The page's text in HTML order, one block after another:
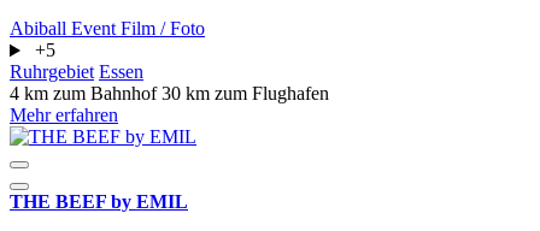
Abiball Event Film / Foto
+5
Ruhrgebiet Essen
4 km zum Bahnhof30 km zum Flughafen
Mehr erfahren
THE BEEF by EMIL